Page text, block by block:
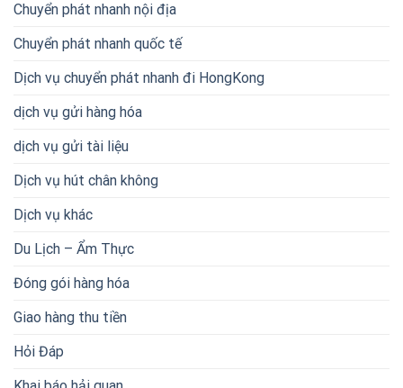
Chuyển phát nhanh nội địa
Chuyển phát nhanh quốc tế
Dịch vụ chuyển phát nhanh đi HongKong
dịch vụ gửi hàng hóa
dịch vụ gửi tài liệu
Dịch vụ hút chân không
Dịch vụ khác
Du Lịch – Ẩm Thực
Đóng gói hàng hóa
Giao hàng thu tiền
Hỏi Đáp